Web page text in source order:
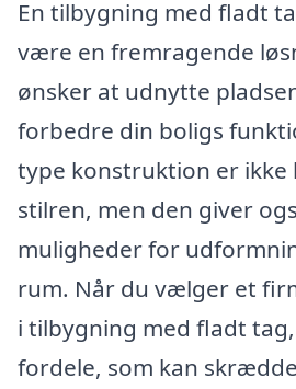
En tilbygning med fladt
være en fremragende
ønsker at udnytte
forbedre din boligs
type konstruktion er ikke
stilren, men den giver
muligheder for
rum. Når du vælger et
i tilbygning med fladt
fordele, som kan